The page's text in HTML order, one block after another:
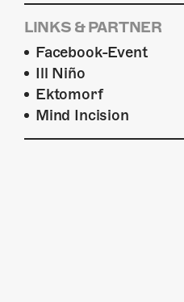
LINKS & PARTNER
Facebook-Event
Ill Niño
Ektomorf
Mind Incision